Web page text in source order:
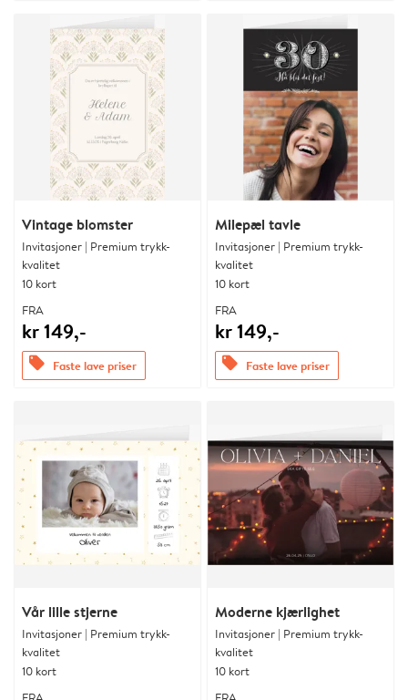
Vintage blomster
Invitasjoner | Premium trykk-
kvalitet
10 kort
FRA
kr 149,-
offers Faste lave priser
Milepæl tavle
Invitasjoner | Premium trykk-
kvalitet
10 kort
FRA
kr 149,-
offers Faste lave priser
Vår lille stjerne
Invitasjoner | Premium trykk-
kvalitet
10 kort
Moderne kjærlighet
Invitasjoner | Premium trykk-
kvalitet
10 kort